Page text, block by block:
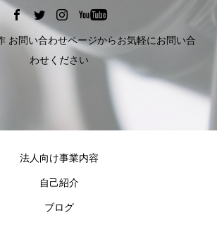
お問い合わせページからお気軽にお問い合
わせください
法人向け事業内容
自己紹介
ブログ